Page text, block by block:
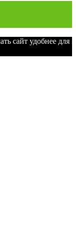
сайт удобнее для